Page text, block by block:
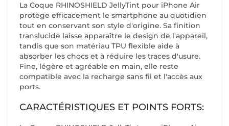
La Coque RHINOSHIELD JellyTint pour iPhone Air
protège efficacement le smartphone au quotidien
tout en conservant son style d'origine. Sa finition
translucide laisse apparaître le design de l'appareil,
tandis que son matériau TPU flexible aide à
absorber les chocs et à réduire les traces d'usure.
Fine, légère et agréable en main, elle reste
compatible avec la recharge sans fil et l'accès aux
ports.
CARACTÉRISTIQUES ET POINTS FORTS: